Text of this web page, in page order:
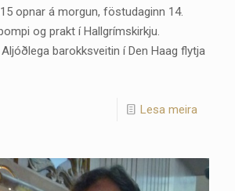
opnar á morgun, föstudaginn 14.
og prakt í Hallgrímskirkju.
barokksveitin í Den Haag flytja
Lesa meira